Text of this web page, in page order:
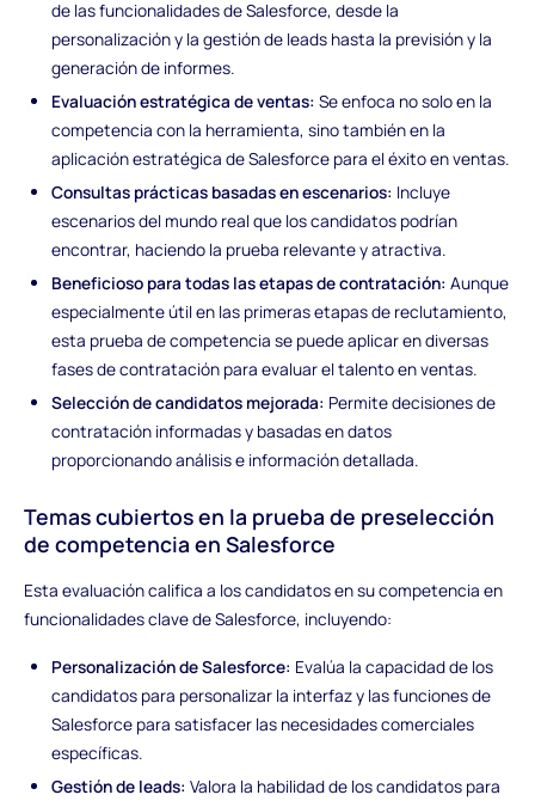
de las funcionalidades de Salesforce, desde la
personalización y la gestión de leads hasta la previsión y la
generación de informes.
Evaluación estratégica de ventas: Se enfoca no solo en la
competencia con la herramienta, sino también en la
aplicación estratégica de Salesforce para el éxito en ventas.
Consultas prácticas basadas en escenarios: Incluye
escenarios del mundo real que los candidatos podrían
encontrar, haciendo la prueba relevante y atractiva.
Beneficioso para todas las etapas de contratación: Aunque
especialmente útil en las primeras etapas de reclutamiento,
esta prueba de competencia se puede aplicar en diversas
fases de contratación para evaluar el talento en ventas.
Selección de candidatos mejorada: Permite decisiones de
contratación informadas y basadas en datos
proporcionando análisis e información detallada.
Temas cubiertos en la prueba de preselección
de competencia en Salesforce
Esta evaluación califica a los candidatos en su competencia en
funcionalidades clave de Salesforce, incluyendo:
Personalización de Salesforce: Evalúa la capacidad de los
candidatos para personalizar la interfaz y las funciones de
Salesforce para satisfacer las necesidades comerciales
específicas.
Gestión de leads: Valora la habilidad de los candidatos para